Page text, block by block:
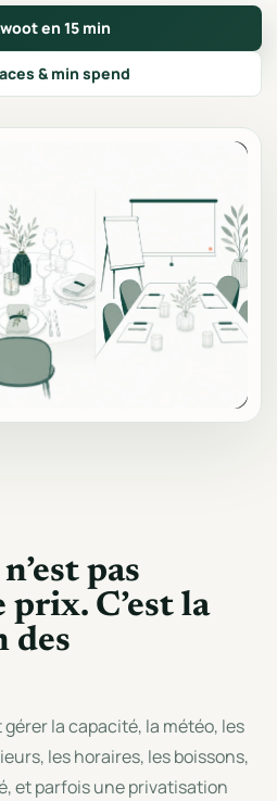
en 15 min
& min spend
pas
C’est la
des
la capacité, la météo, les
les horaires, les boissons,
et parfois une privatisation